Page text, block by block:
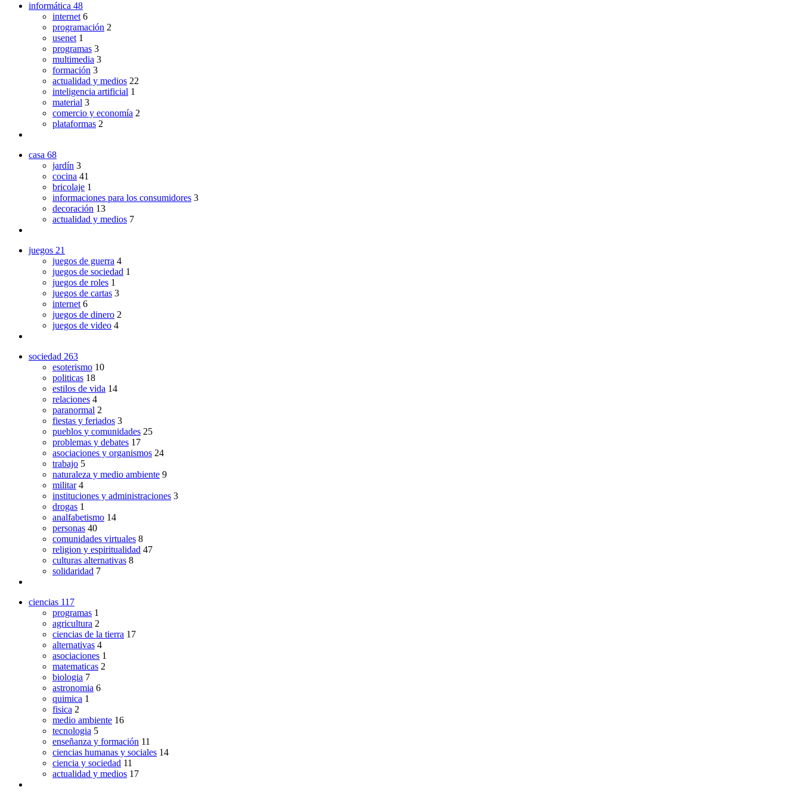
informática 48
internet 6
programación 2
usenet 1
programas 3
multimedia 3
formación 3
actualidad y medios 22
inteligencia artificial 1
material 3
comercio y economía 2
plataformas 2
casa 68
jardín 3
cocina 41
bricolaje 1
informaciones para los consumidores 3
decoración 13
actualidad y medios 7
juegos 21
juegos de guerra 4
juegos de sociedad 1
juegos de roles 1
juegos de cartas 3
internet 6
juegos de dinero 2
juegos de video 4
sociedad 263
esoterismo 10
politicas 18
estilos de vida 14
relaciones 4
paranormal 2
fiestas y feriados 3
pueblos y comunidades 25
problemas y debates 17
asociaciones y organismos 24
trabajo 5
naturaleza y medio ambiente 9
militar 4
instituciones y administraciones 3
drogas 1
analfabetismo 14
personas 40
comunidades virtuales 8
religion y espiritualidad 47
culturas alternativas 8
solidaridad 7
ciencias 117
programas 1
agricultura 2
ciencias de la tierra 17
alternativas 4
asociaciones 1
matematicas 2
biologia 7
astronomia 6
quimica 1
fisica 2
medio ambiente 16
tecnologia 5
enseñanza y formación 11
ciencias humanas y sociales 14
ciencia y sociedad 11
actualidad y medios 17